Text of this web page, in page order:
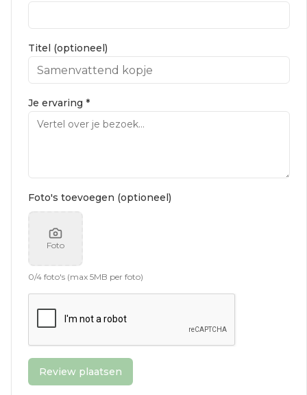
Titel (optioneel)
Je ervaring *
Foto's toevoegen (optioneel)
Foto
0/4 foto's (max 5MB per foto)
Review plaatsen